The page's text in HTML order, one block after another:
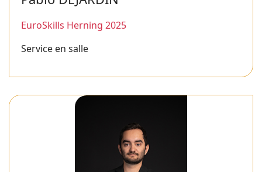
EuroSkills Herning 2025
Service en salle